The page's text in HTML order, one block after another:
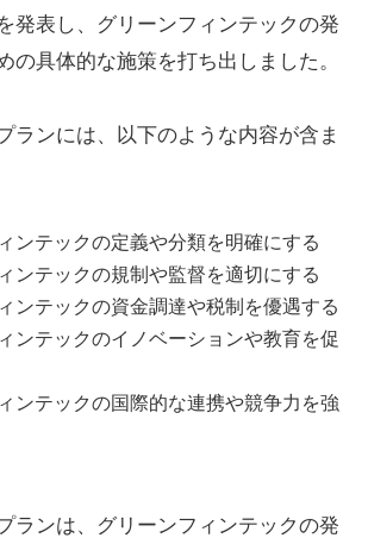
発表し、グリーンフィンテックの発
の具体的な施策を打ち出しました。
ランには、以下のような内容が含ま
ンテックの定義や分類を明確にする
ンテックの規制や監督を適切にする
ンテックの資金調達や税制を優遇する
ンテックのイノベーションや教育を促
ンテックの国際的な連携や競争力を強
ランは、グリーンフィンテックの発